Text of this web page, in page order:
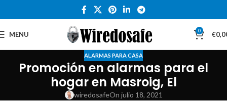
MENU 0 €
ALARMAS PARA CASA
Promoción en alarmas para el
hogar en Masroig, El
wiredosafeOn julio 18, 2021